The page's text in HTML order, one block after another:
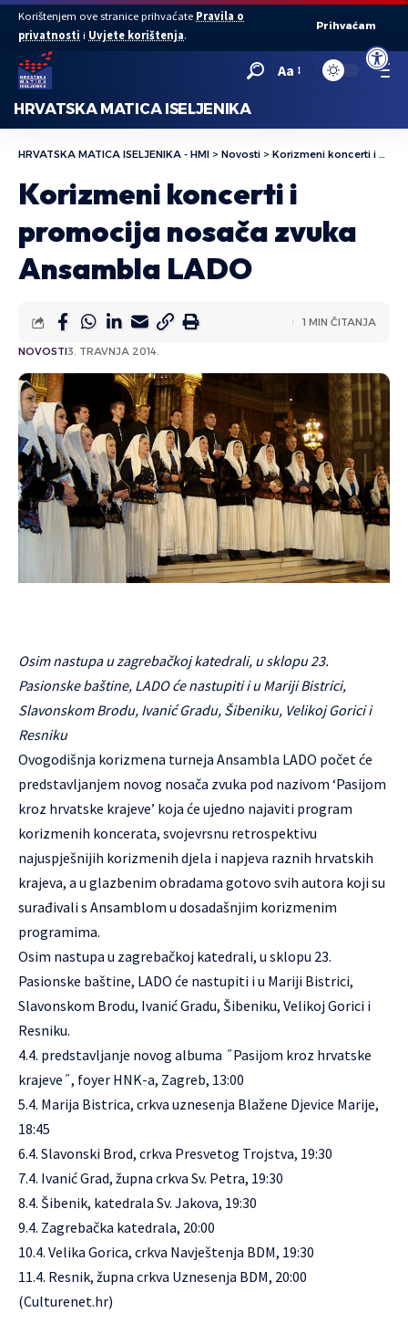
Open
Korištenjem ove stranice prihvaćate Pravila o
privatnosti i Uvjete korištenja.
Prihvaćam
Aa
HRVATSKA MATICA ISELJENIKA
HRVATSKA MATICA ISELJENIKA - HMI > Novosti > Korizmeni koncerti i promocija nosača zvuka Ansambla LADO
Korizmeni koncerti i
promocija nosača zvuka
Ansambla LADO
NOVOSTI3. TRAVNJA 2014.
1 MIN ČITANJA
Osim nastupa u zagrebačkoj katedrali, u sklopu 23.
Pasionske baštine, LADO će nastupiti i u Mariji Bistrici,
Slavonskom Brodu, Ivanić Gradu, Šibeniku, Velikoj Gorici i
Resniku
Ovogodišnja korizmena turneja Ansambla LADO počet će
predstavljanjem novog nosača zvuka pod nazivom ‘Pasijom
kroz hrvatske krajeve’ koja će ujedno najaviti program
korizmenih koncerata, svojevrsnu retrospektivu
najuspješnijih korizmenih djela i napjeva raznih hrvatskih
krajeva, a u glazbenim obradama gotovo svih autora koji su
surađivali s Ansamblom u dosadašnjim korizmenim
programima.
Osim nastupa u zagrebačkoj katedrali, u sklopu 23.
Pasionske baštine, LADO će nastupiti i u Mariji Bistrici,
Slavonskom Brodu, Ivanić Gradu, Šibeniku, Velikoj Gorici i
Resniku.
4.4. predstavljanje novog albuma ˝Pasijom kroz hrvatske
krajeve˝, foyer HNK-a, Zagreb, 13:00
5.4. Marija Bistrica, crkva uznesenja Blažene Djevice Marije,
18:45
6.4. Slavonski Brod, crkva Presvetog Trojstva, 19:30
7.4. Ivanić Grad, župna crkva Sv. Petra, 19:30
8.4. Šibenik, katedrala Sv. Jakova, 19:30
9.4. Zagrebačka katedrala, 20:00
10.4. Velika Gorica, crkva Navještenja BDM, 19:30
11.4. Resnik, župna crkva Uznesenja BDM, 20:00
(Culturenet.hr)